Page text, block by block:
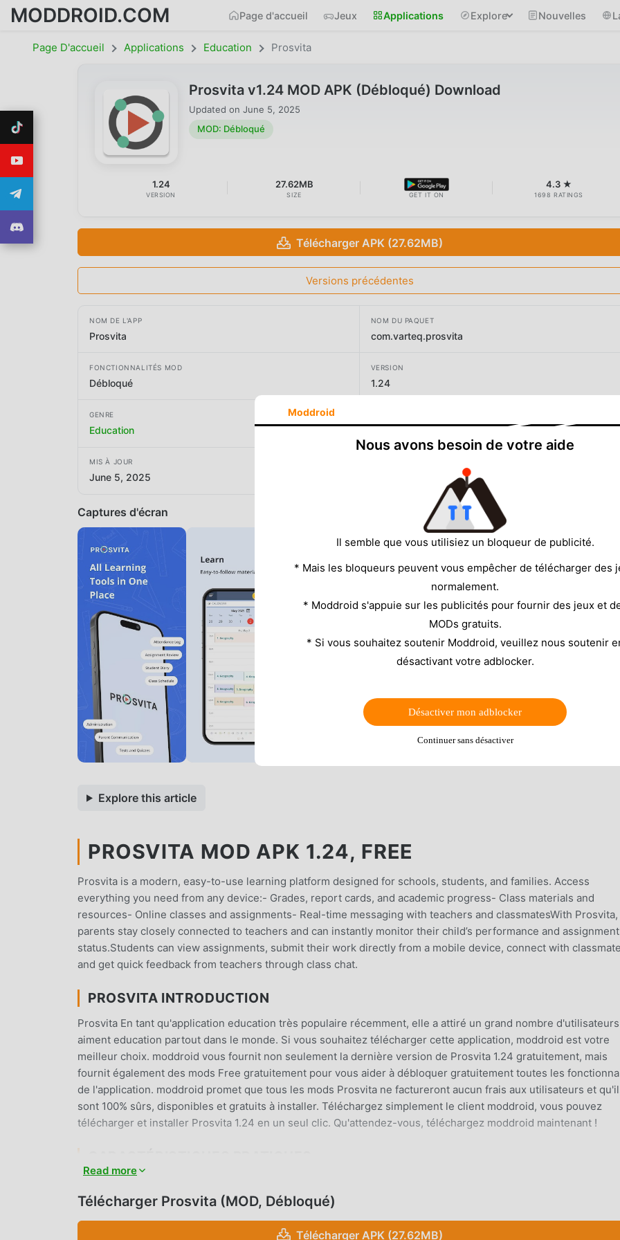
MODDROID.COM Page d'accueil Jeux Applications Explore Nouvelles
Page D'accueil Applications Education Prosvita
Prosvita v1.24 MOD APK (Débloqué) Download
Updated on June 5, 2025
MOD: Débloqué
1.24
VERSION
27.62MB
SIZE GET IT ON
4.3 ★
1698 RATINGS
Télécharger APK (27.62MB)
Versions précédentes
NOM DE L'APP
Prosvita
NOM DU PAQUET
com.varteq.prosvita
FONCTIONNALITÉS MOD
Débloqué
VERSION
1.24
GENRE
Education NEW EDUCATOINAL TECHNOLOGIES
MIS À JOUR
June 5, 2025
Captures d'écran
Explore this article
PROSVITA MOD APK 1.24, FREE
Prosvita is a modern, easy-to-use learning platform designed for schools, students, and families. Access
everything you need from any device:- Grades, report cards, and academic progress- Class materials and
resources- Online classes and assignments- Real-time messaging with teachers and classmatesWith Prosvita,
parents stay closely connected to teachers and can instantly monitor their child’s performance and assignment
status.Students can view assignments, submit their work directly from a mobile device, connect with
and get quick feedback from teachers through class chat.
PROSVITA INTRODUCTION
Prosvita En tant qu'application education très populaire récemment, elle a attiré un grand nombre
aiment education partout dans le monde. Si vous souhaitez télécharger cette application, moddroid est votre
meilleur choix. moddroid vous fournit non seulement la dernière version de Prosvita 1.24 gratuitement, mais
fournit également des mods Free gratuitement pour vous aider à débloquer gratuitement toutes les
de l'application. moddroid promet que tous les mods Prosvita ne factureront aucun frais aux utilisateurs et
sont 100% sûrs, disponibles et gratuits à installer. Téléchargez simplement le client moddroid, vous pouvez
télécharger et installer Prosvita 1.24 en un seul clic. Qu'attendez-vous, téléchargez moddroid maintenant !
d'utilisateurs. Par rapport aux applications education traditionnelles, Prosvita offre une expérience plus riche
découvrir toutes les fonctions, et c'est entièrement gratuit ! De plus, moddroid prend également en charge
Read more
Télécharger Prosvita (MOD, Débloqué)
Télécharger APK (27.62MB)
Moddroid
Nous avons besoin de votre aide
Il semble que vous utilisiez un bloqueur de publicité.
* Mais les bloqueurs peuvent vous empêcher de télécharger des
normalement.
* Moddroid s'appuie sur les publicités pour fournir des jeux et
MODs gratuits.
* Si vous souhaitez soutenir Moddroid, veuillez nous soutenir
désactivant votre adblocker.
Désactiver mon adblocker
Continuer sans désactiver